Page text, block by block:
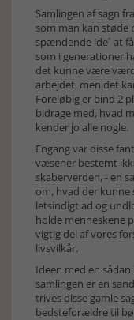
Samlingen af sagn
som man kan støde
spændende ide´ at
som i generationer
det kunne være
arbejdet, men det
Foreløbig er bind 2
bidrage med, hvad
kender jo alle nogle.
Engang var disse
væsener bestemt
skaberverden, - en
om, hvad der kunne
letsindigt ad og
holde menneskene
vigtig del af vores
livsvilkår.
Ideen med en
samlingen er en
trives disse gamle
bedsteforældre til